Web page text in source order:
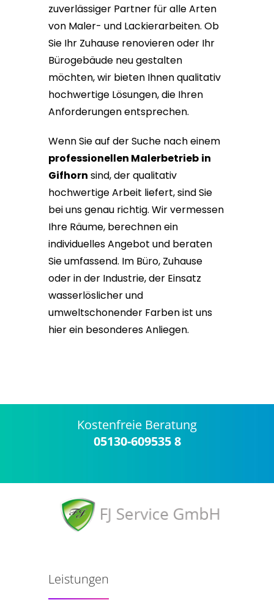
zuverlässiger Partner für alle Arten
von Maler- und Lackierarbeiten. Ob
Sie Ihr Zuhause renovieren oder Ihr
Bürogebäude neu gestalten
möchten, wir bieten Ihnen qualitativ
hochwertige Lösungen, die Ihren
Anforderungen entsprechen.
Wenn Sie auf der Suche nach einem
professionellen Malerbetrieb in
Gifhorn sind, der qualitativ
hochwertige Arbeit liefert, sind Sie
bei uns genau richtig. Wir vermessen
Ihre Räume, berechnen ein
individuelles Angebot und beraten
Sie umfassend. Im Büro, Zuhause
oder in der Industrie, der Einsatz
wasserlöslicher und
umweltschonender Farben ist uns
hier ein besonderes Anliegen.
Kostenfreie Beratung
05130-609535 8
Leistungen